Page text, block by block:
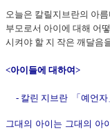
오늘은 칼릴지브란의 아
부모로서 아이에 대해 어
시켜야 할 지 작은 깨달음
<아이들에 대하여>
- 칼린 지브란 「예언자
그대의 아이는 그대의 아